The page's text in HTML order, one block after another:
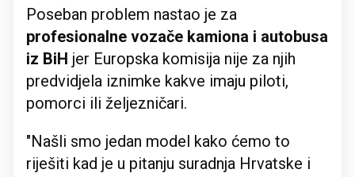
Poseban problem nastao je za
profesionalne vozače kamiona i autobusa
iz BiH jer Europska komisija nije za njih
predvidjela iznimke kakve imaju piloti,
pomorci ili željezničari.
"Našli smo jedan model kako ćemo to
riješiti kad je u pitanju suradnja Hrvatske i